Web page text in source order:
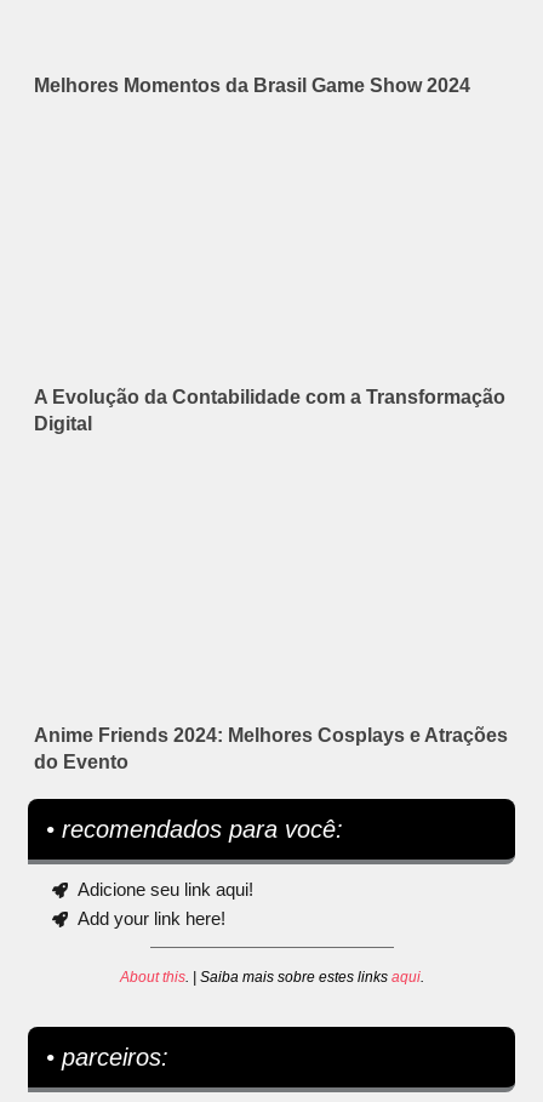
Melhores Momentos da Brasil Game Show 2024
A Evolução da Contabilidade com a Transformação
Digital
Anime Friends 2024: Melhores Cosplays e Atrações
do Evento
• recomendados para você:
Adicione seu link aqui!
Add your link here!
About this. | Saiba mais sobre estes links aqui.
• parceiros: